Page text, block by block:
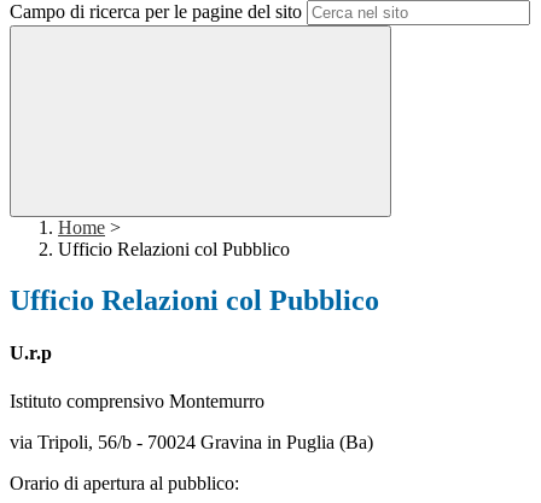
Campo di ricerca per le pagine del sito
Home >
Ufficio Relazioni col Pubblico
Ufficio Relazioni col Pubblico
U.r.p
Istituto comprensivo Montemurro
via Tripoli, 56/b - 70024 Gravina in Puglia (Ba)
Orario di apertura al pubblico: